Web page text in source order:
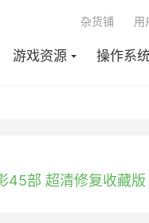
游戏资源 操作系
杂货铺 用
45部 超清修复收藏版